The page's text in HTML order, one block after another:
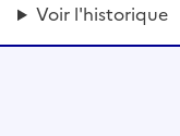
Voir l'historique